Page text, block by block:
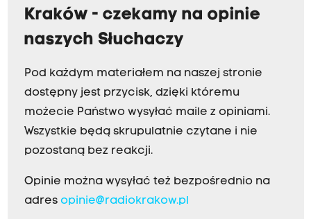
Kraków - czekamy na opinie
naszych Słuchaczy
Pod każdym materiałem na naszej stronie
dostępny jest przycisk, dzięki któremu
możecie Państwo wysyłać maile z opiniami.
Wszystkie będą skrupulatnie czytane i nie
pozostaną bez reakcji.
Opinie można wysyłać też bezpośrednio na
adres opinie@radiokrakow.pl